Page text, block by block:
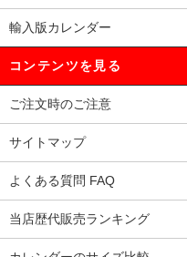
輸入版カレンダー
コンテンツを見る
ご注文時のご注意
サイトマップ
よくある質問 FAQ
当店歴代販売ランキング